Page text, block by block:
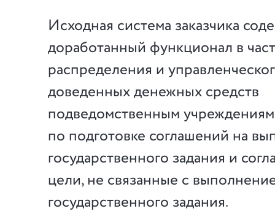
Исходная система заказчика
доработанный функционал в
распределения и
доведенных денежных средств
подведомственным
по подготовке соглашений на
государственного задания и
цели, не связанные с
государственного задания.